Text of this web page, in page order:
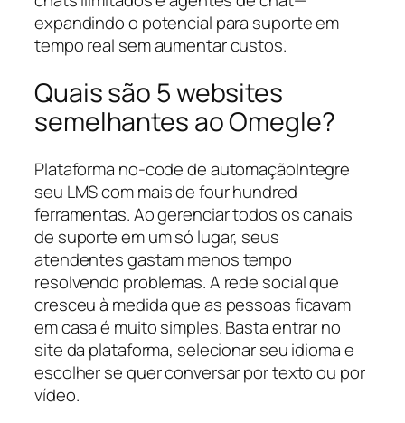
expandindo o potencial para suporte em
tempo real sem aumentar custos.
Quais são 5 websites
semelhantes ao Omegle?
Plataforma no-code de automaçãoIntegre
seu LMS com mais de four hundred
ferramentas. Ao gerenciar todos os canais
de suporte em um só lugar, seus
atendentes gastam menos tempo
resolvendo problemas. A rede social que
cresceu à medida que as pessoas ficavam
em casa é muito simples. Basta entrar no
site da plataforma, selecionar seu idioma e
escolher se quer conversar por texto ou por
vídeo.